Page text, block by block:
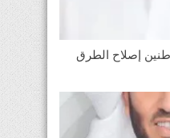
إصلاح الطرق